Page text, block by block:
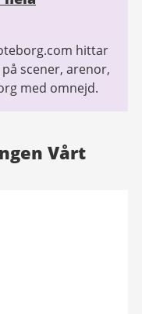
hittar
scener, arenor,
med omnejd.
Vårt